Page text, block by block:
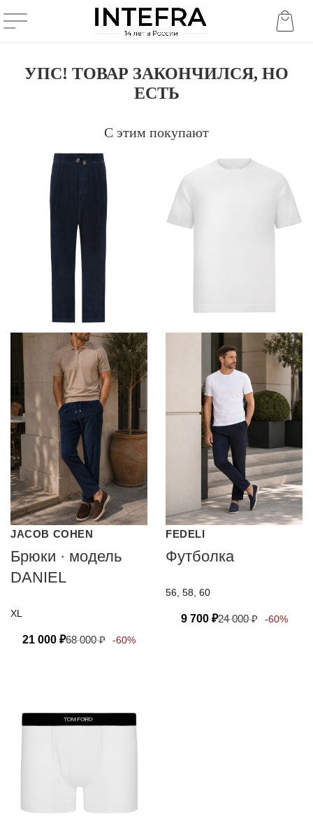
УПС! ТОВАР ЗАКОНЧИЛСЯ, НО
ЕСТЬ
С этим покупают
JACOB COHEN
Брюки · модель
DANIEL
XL
21 000 ₽68 000₽ -60%
FEDELI
Футболка
56, 58, 60
9 700 ₽24 000₽ -60%